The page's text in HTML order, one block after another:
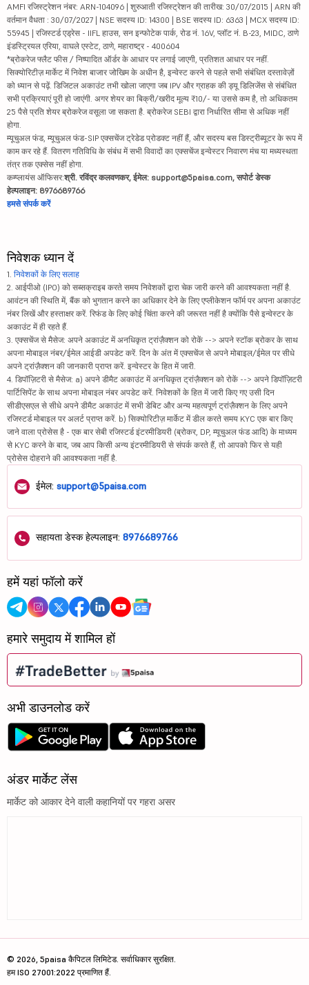
AMFI रजिस्ट्रेशन नंबर: ARN-104096 | शुरुआती रजिस्ट्रेशन की तारीख: 30/07/2015 | ARN की
वर्तमान वैधता : 30/07/2027 | NSE सदस्य ID: 14300 | BSE सदस्य ID: 6363 | MCX सदस्य ID:
55945 | रजिस्टर्ड एड्रेस - IIFL हाउस, सन इन्फोटेक पार्क, रोड नं. 16V, प्लॉट नं. B-23, MIDC, ठाणे
इंडस्ट्रियल एरिया, वाघले एस्टेट, ठाणे, महाराष्ट्र - 400604
*ब्रोकरेज फ्लैट फीस / निष्पादित ऑर्डर के आधार पर लगाई जाएगी, प्रतिशत आधार पर नहीं.
सिक्योरिटीज़ मार्केट में निवेश बाजार जोखिम के अधीन है, इन्वेस्ट करने से पहले सभी संबंधित दस्तावेज़ों
को ध्यान से पढ़ें. डिजिटल अकाउंट तभी खोला जाएगा जब IPV और ग्राहक की ड्यू डिलिजेंस से संबंधित
सभी प्रक्रियाएं पूरी हो जाएंगी. अगर शेयर का बिक्री/खरीद मूल्य ₹10/- या उससे कम है, तो अधिकतम
25 पैसे प्रति शेयर ब्रोकरेज वसूला जा सकता है. ब्रोकरेज SEBI द्वारा निर्धारित सीमा से अधिक नहीं
होगा.
म्यूचुअल फंड, म्यूचुअल फंड-SIP एक्सचेंज ट्रेडेड प्रोडक्ट नहीं हैं, और सदस्य बस डिस्ट्रीब्यूटर के रूप में
काम कर रहे हैं. वितरण गतिविधि के संबंध में सभी विवादों का एक्सचेंज इन्वेस्टर निवारण मंच या मध्यस्थता
तंत्र तक एक्सेस नहीं होगा.
कम्प्लायंस ऑफिसर:श्री. रविंद्र कलवणकर, ईमेल: support@5paisa.com, सपोर्ट डेस्क
हेल्पलाइन: 8976689766
हमसे संपर्क करें
निवेशक ध्यान दें
1. निवेशकों के लिए सलाह
2. आईपीओ (IPO) को सब्सक्राइब करते समय निवेशकों द्वारा चेक जारी करने की आवश्यकता नहीं है.
आवंटन की स्थिति में, बैंक को भुगतान करने का अधिकार देने के लिए एप्लीकेशन फॉर्म पर अपना अकाउंट
नंबर लिखें और हस्ताक्षर करें. रिफंड के लिए कोई चिंता करने की जरूरत नहीं है क्योंकि पैसे इन्वेस्टर के
अकाउंट में ही रहते हैं.
3. एक्सचेंज से मैसेज: अपने अकाउंट में अनधिकृत ट्रांज़ैक्शन को रोकें --> अपने स्टॉक ब्रोकर के साथ
अपना मोबाइल नंबर/ईमेल आईडी अपडेट करें. दिन के अंत में एक्सचेंज से अपने मोबाइल/ईमेल पर सीधे
अपने ट्रांज़ैक्शन की जानकारी प्राप्त करें. इन्वेस्टर के हित में जारी.
4. डिपॉज़िटरी से मैसेज: a) अपने डीमैट अकाउंट में अनधिकृत ट्रांज़ैक्शन को रोकें --> अपने डिपॉज़िटरी
पार्टिसिपेंट के साथ अपना मोबाइल नंबर अपडेट करें. निवेशकों के हित में जारी किए गए उसी दिन
सीडीएसएल से सीधे अपने डीमैट अकाउंट में सभी डेबिट और अन्य महत्वपूर्ण ट्रांज़ैक्शन के लिए अपने
रजिस्टर्ड मोबाइल पर अलर्ट प्राप्त करें. b) सिक्योरिटीज़ मार्केट में डील करते समय KYC एक बार किए
जाने वाला प्रोसेस है - एक बार सेबी रजिस्टर्ड इंटरमीडियरी (ब्रोकर, DP, म्यूचुअल फंड आदि) के माध्यम
से KYC करने के बाद, जब आप किसी अन्य इंटरमीडियरी से संपर्क करते हैं, तो आपको फिर से यही
प्रोसेस दोहराने की आवश्यकता नहीं है.
ईमेल: support@5paisa.com
सहायता डेस्क हेल्पलाइन: 8976689766
हमें यहां फॉलो करें
हमारे समुदाय में शामिल हों
अभी डाउनलोड करें
अंडर मार्केट लेंस
मार्केट को आकार देने वाली कहानियों पर गहरा असर
© 2026, 5paisa कैपिटल लिमिटेड. सर्वाधिकार सुरक्षित.
हम ISO 27001:2022 प्रमाणित हैं.